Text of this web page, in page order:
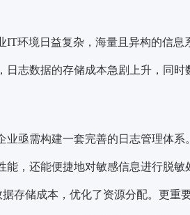
IT环境日益复杂，海量且异构的信
日志数据的存储成本急剧上升，同
业亟需构建一套完善的日志管理体
能，还能便捷地对敏感信息进行脱敏
存储成本，优化了资源分配。更重